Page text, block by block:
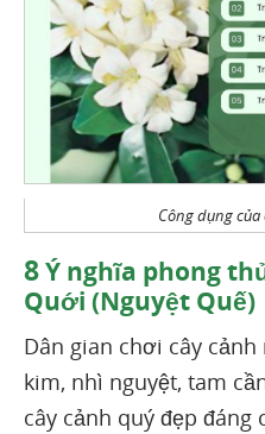
Công dụng
8Ý nghĩa phong
Quới (Nguyệt Quế)
Dân gian chơi cây
kim, nhì nguyệt, tam
cây cảnh quý đẹp